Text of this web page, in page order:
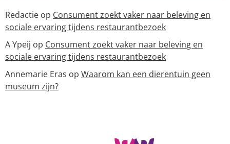
Redactie op Consument zoekt vaker naar beleving en
sociale ervaring tijdens restaurantbezoek
A Ypeij op Consument zoekt vaker naar beleving en
sociale ervaring tijdens restaurantbezoek
Annemarie Eras op Waarom kan een dierentuin geen
museum zijn?